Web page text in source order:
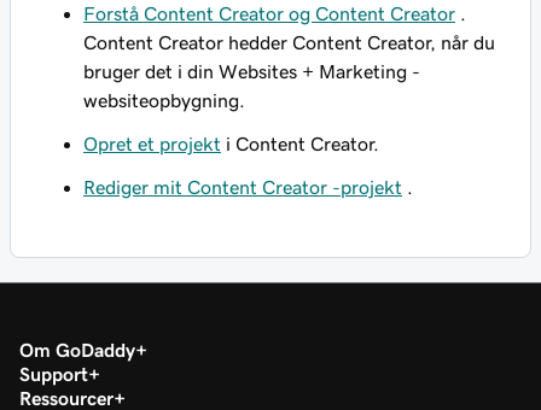
Forstå Content Creator og Content Creator
Content Creator hedder Content Creator, når du
bruger det i din Websites + Marketing -
websiteopbygning.
Opret et projekt i Content Creator.
Rediger mit Content Creator -projekt
Om GoDaddy
Support
Ressourcer